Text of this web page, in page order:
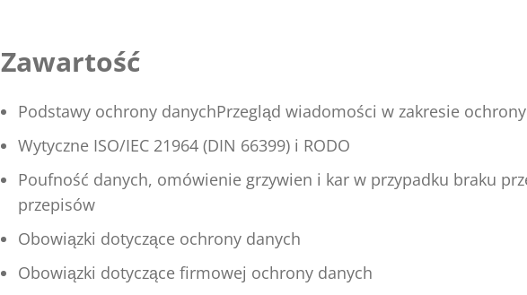
Zawartość
Podstawy ochrony danychPrzegląd wiadomości w zakresie
Wytyczne ISO/IEC 21964 (DIN 66399) i RODO
Poufność danych, omówienie grzywien i kar w przypadku braku
przepisów
Obowiązki dotyczące ochrony danych
Obowiązki dotyczące firmowej ochrony danych